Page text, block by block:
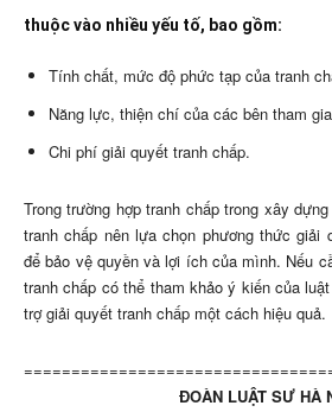
thuộc vào nhiều yếu tố, bao gồm:
Tính chất, mức độ phức tạp của tranh
Năng lực, thiện chí của các bên tham
Chi phí giải quyết tranh chấp.
Trong trường hợp tranh chấp trong xây
tranh chấp nên lựa chọn phương thức giải
để bảo vệ quyền và lợi ích của mình. Nếu
tranh chấp có thể tham khảo ý kiến của
trợ giải quyết tranh chấp một cách hiệu quả.
ĐOÀN LUẬT SƯ HÀ